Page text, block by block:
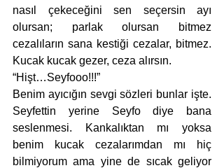
nasıl çekeceğini sen seçersin ayı
olursan; parlak olursan bitmez
cezalıların sana kestiği cezalar, bitmez.
Kucak kucak gezer, ceza alırsın.
“Hişt…Seyfooo!!!”
Benim ayıcığın sevgi sözleri bunlar işte.
Seyfettin yerine Seyfo diye bana
seslenmesi. Kankalıktan mı yoksa
benim kucak cezalarımdan mı hiç
bilmiyorum ama yine de sıcak geliyor